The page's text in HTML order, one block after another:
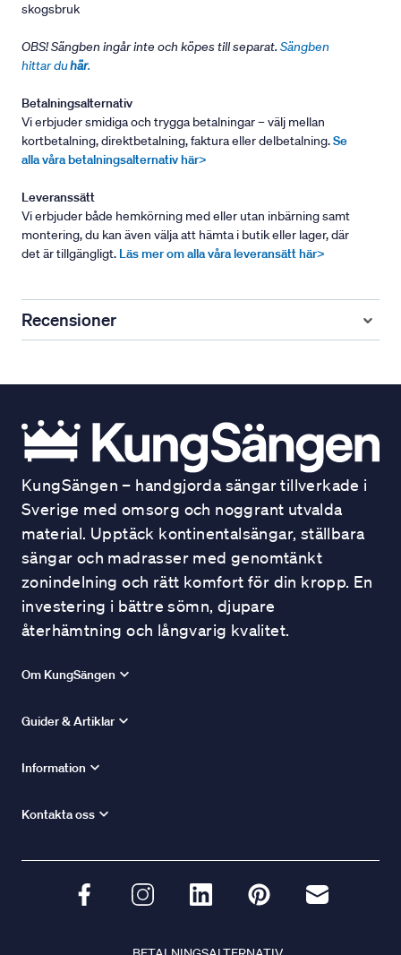
skogsbruk
OBS! Sängben ingår inte och köpes till separat. Sängben
hittar duhär.
Betalningsalternativ
Vi erbjuder smidiga och trygga betalningar – välj mellan
kortbetalning, direktbetalning, faktura eller delbetalning.Se
alla våra betalningsalternativ här>
Leveranssätt
Vi erbjuder både hemkörning med eller utan inbärning samt
montering, du kan även välja att hämta i butik eller lager, där
det är tillgängligt. Läs mer om alla våra leveransätt här>
Recensioner
KungSängen – handgjorda sängar tillverkade i
Sverige med omsorg och noggrant utvalda
material. Upptäck kontinentalsängar, ställbara
sängar och madrasser med genomtänkt
zonindelning och rätt komfort för din kropp. En
investering i bättre sömn, djupare
återhämtning och långvarig kvalitet.
Om KungSängen
Guider & Artiklar
Information
Kontakta oss